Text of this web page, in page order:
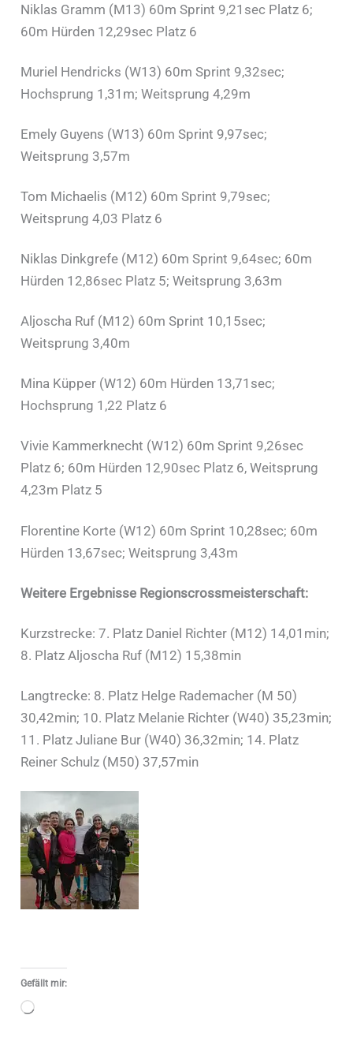
Niklas Gramm (M13) 60m Sprint 9,21sec Platz 6;
60m Hürden 12,29sec Platz 6
Muriel Hendricks (W13) 60m Sprint 9,32sec;
Hochsprung 1,31m; Weitsprung 4,29m
Emely Guyens (W13) 60m Sprint 9,97sec;
Weitsprung 3,57m
Tom Michaelis (M12) 60m Sprint 9,79sec;
Weitsprung 4,03 Platz 6
Niklas Dinkgrefe (M12) 60m Sprint 9,64sec; 60m
Hürden 12,86sec Platz 5; Weitsprung 3,63m
Aljoscha Ruf (M12) 60m Sprint 10,15sec;
Weitsprung 3,40m
Mina Küpper (W12) 60m Hürden 13,71sec;
Hochsprung 1,22 Platz 6
Vivie Kammerknecht (W12) 60m Sprint 9,26sec
Platz 6; 60m Hürden 12,90sec Platz 6, Weitsprung
4,23m Platz 5
Florentine Korte (W12) 60m Sprint 10,28sec; 60m
Hürden 13,67sec; Weitsprung 3,43m
Weitere Ergebnisse Regionscrossmeisterschaft:
Kurzstrecke: 7. Platz Daniel Richter (M12) 14,01min;
8. Platz Aljoscha Ruf (M12) 15,38min
Langtrecke: 8. Platz Helge Rademacher (M 50)
30,42min; 10. Platz Melanie Richter (W40) 35,23min;
11. Platz Juliane Bur (W40) 36,32min; 14. Platz
Reiner Schulz (M50) 37,57min
Gefällt mir:
Wird